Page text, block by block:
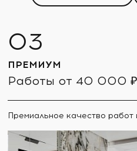
ПРЕМИУМ
Работы от 40 000
Премиальное качество